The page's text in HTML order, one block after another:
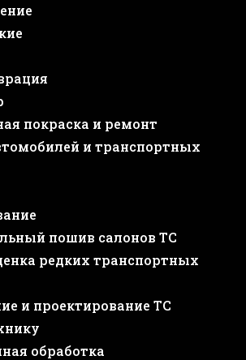
покраска и ремонт
и транспортных
пошив салонов ТС
редких транспортных
и проектирование ТС
обработка